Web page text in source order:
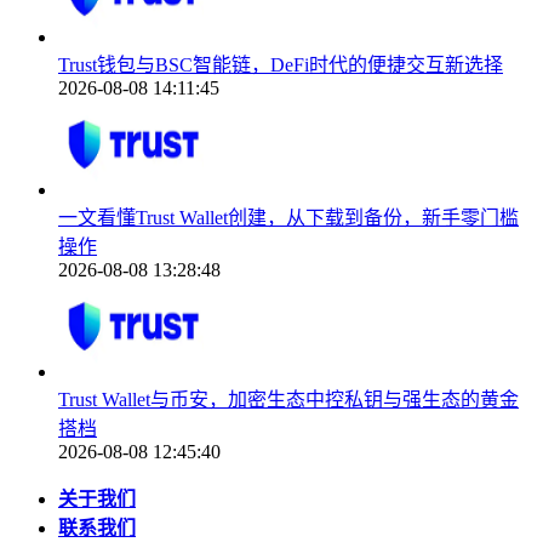
Trust钱包与BSC智能链，DeFi时代的便捷交互新选择
2026-08-08 14:11:45
一文看懂Trust Wallet创建，从下载到备份，新手零门槛
操作
2026-08-08 13:28:48
Trust Wallet与币安，加密生态中控私钥与强生态的黄金
搭档
2026-08-08 12:45:40
关于我们
联系我们